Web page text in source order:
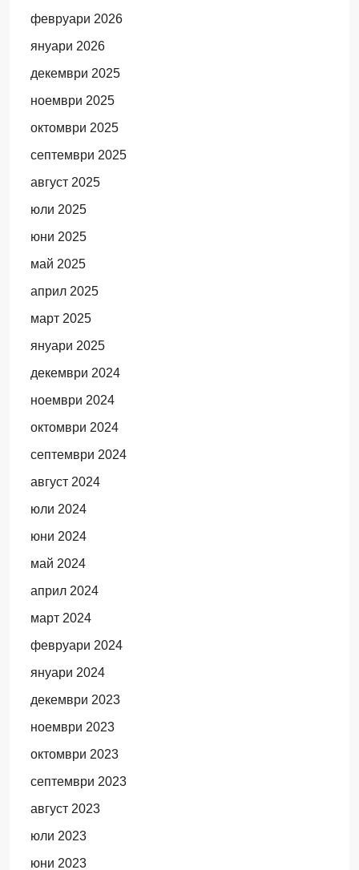
февруари 2026
януари 2026
декември 2025
ноември 2025
октомври 2025
септември 2025
август 2025
юли 2025
юни 2025
май 2025
април 2025
март 2025
януари 2025
декември 2024
ноември 2024
октомври 2024
септември 2024
август 2024
юли 2024
юни 2024
май 2024
април 2024
март 2024
февруари 2024
януари 2024
декември 2023
ноември 2023
октомври 2023
септември 2023
август 2023
юли 2023
юни 2023